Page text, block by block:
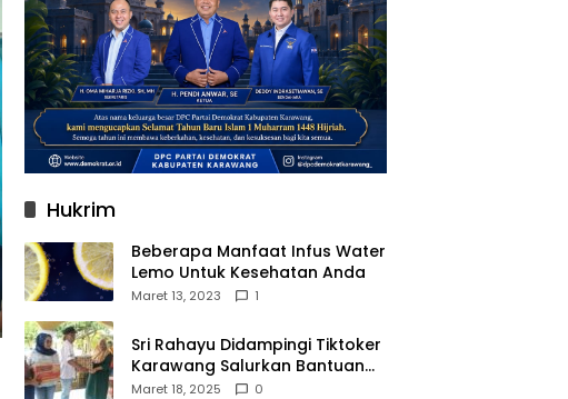
Hukrim
Beberapa Manfaat Infus Water
Lemo Untuk Kesehatan Anda
Maret 13, 2023 1
Sri Rahayu Didampingi Tiktoker
Karawang Salurkan Bantuan
untuk Warga Dusun Kampek
Maret 18, 2025 0